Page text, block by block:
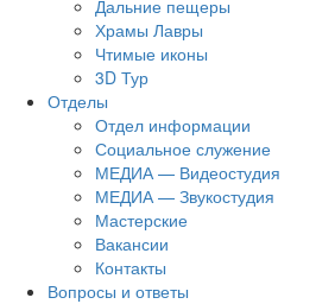
Дальние пещеры
Храмы Лавры
Чтимые иконы
3D Тур
Отделы
Отдел информации
Социальное служение
МЕДИА — Видеостудия
МЕДИА — Звукостудия
Мастерские
Вакансии
Контакты
Вопросы и ответы